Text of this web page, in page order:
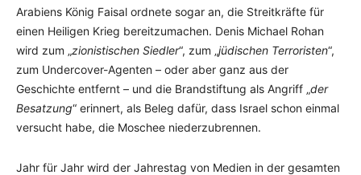
Arabiens König Faisal ordnete sogar an, die Streitkräfte für
einen Heiligen Krieg bereitzumachen. Denis Michael Rohan
wird zum „zionistischen Siedler“, zum „jüdischen Terroristen“,
zum Undercover-Agenten – oder aber ganz aus der
Geschichte entfernt – und die Brandstiftung als Angriff „der
Besatzung“ erinnert, als Beleg dafür, dass Israel schon einmal
versucht habe, die Moschee niederzubrennen.
Jahr für Jahr wird der Jahrestag von Medien in der gesamten